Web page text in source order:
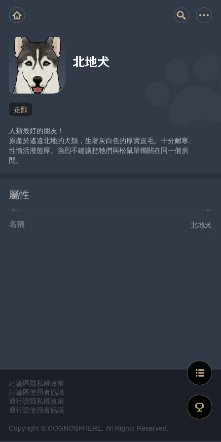
北地犬
走獸
人類最好的朋友！
原產於遙遠北地的犬類，生著灰白色的厚實皮毛。十分耐寒、
性情活潑憨厚。強烈不建議把牠們與松鼠單獨關在同一個房
間。
屬性
名稱 北地犬
討論區隱私權政策
討論區使用者協議
通行證隱私權政策
通行證使用者協議
Copyright © COGNOSPHERE. All Rights Reserved.